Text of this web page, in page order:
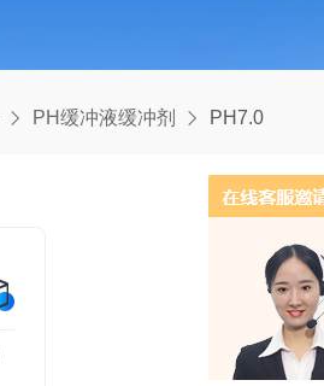
PH缓冲液缓冲剂 PH7.0